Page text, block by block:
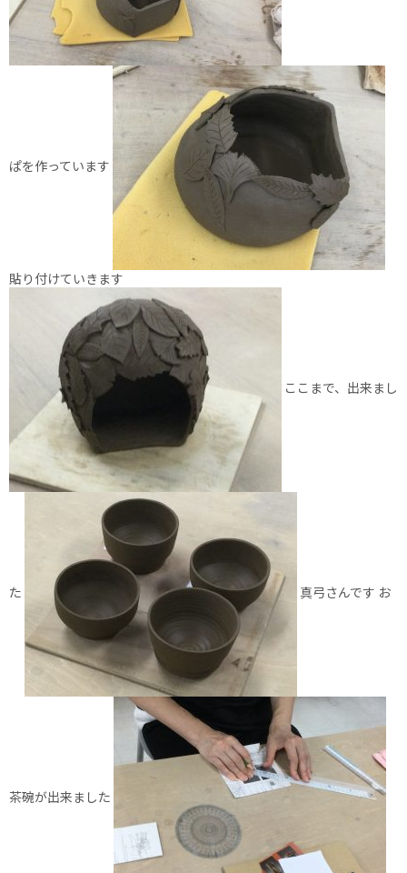
ぱを作っています
貼り付けていきます
ここまで、出来まし
た 真弓さんです お
茶碗が出来ました